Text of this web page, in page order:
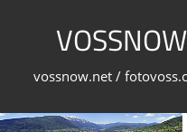
VOSSNOW
vossnow.net /